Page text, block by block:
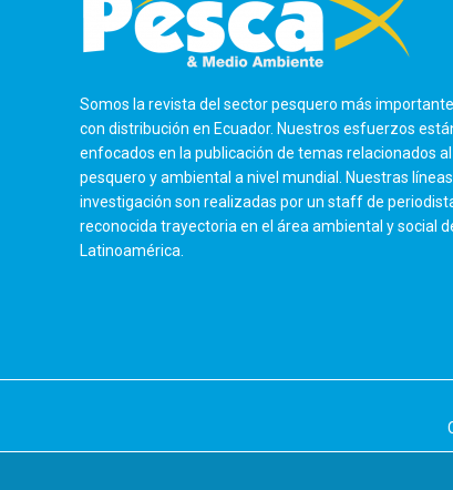
Somos la revista del sector pesquero más
con distribución en Ecuador. Nuestros esfuerzos
enfocados en la publicación de temas relacionados
pesquero y ambiental a nivel mundial. Nuestras
investigación son realizadas por un staff de
reconocida trayectoria en el área ambiental y social
Latinoamérica.